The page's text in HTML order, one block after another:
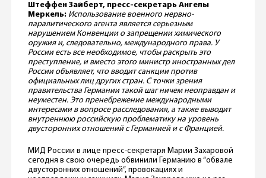
Штеффен Зайберт, пресс-секретарь Ангелы
Меркель: Использование военного нервно-
паралитического агента является серьезным
нарушением Конвенции о запрещении химического
оружия и, следовательно, международного права. У
России есть все необходимое, чтобы раскрыть это
преступление, и вместо этого министр иностранных дел
России объявляет, что вводит санкции против
официальных лиц других стран. С точки зрения
правительства Германии такой шаг ничем неоправдан и
неуместен. Это пренебрежение международными
интересами в вопросе расследования, а также выводит
внутреннюю российскую проблематику на уровень
двусторонних отношений с Германией и с Францией.
МИД России в лице пресс-секретаря Марии Захаровой
сегодня в свою очередь обвинили Германию в “обвале
двусторонних отношений”, провокациях и